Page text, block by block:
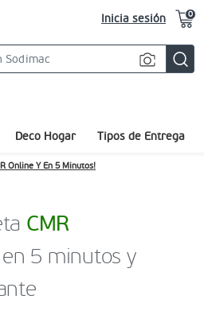
Inicia sesión 0
Deco Hogar Tipos de Entrega
Online Y En 5 Minutos!
CMR
en 5 minutos y